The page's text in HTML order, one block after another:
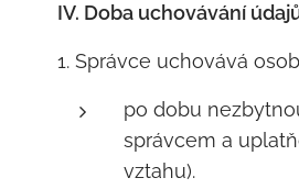
IV. Doba uchovávání
1. Správce uchovává
po dobu
správcem a
vztahu).